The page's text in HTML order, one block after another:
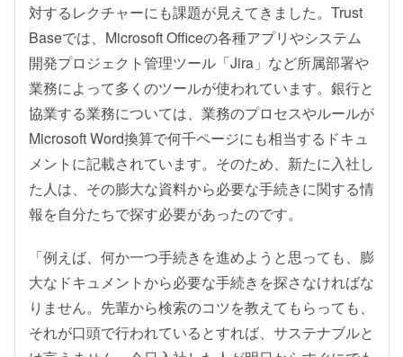
対するレクチャーにも課題が見えてきました。Trust
Baseでは、Microsoft Officeの各種アプリやシステム
開発プロジェクト管理ツール「Jira」など所属部署や
業務によって多くのツールが使われています。銀行と
協業する業務については、業務のプロセスやルールが
Microsoft Word換算で何千ページにも相当するドキュ
メントに記載されています。そのため、新たに入社し
た人は、その膨大な資料から必要な手続きに関する情
報を自分たちで探す必要があったのです。
「例えば、何か一つ手続きを進めようと思っても、膨
大なドキュメントから必要な手続きを探さなければな
りません。先輩から検索のコツを教えてもらっても、
それが口頭で行われているとすれば、サステナブルと